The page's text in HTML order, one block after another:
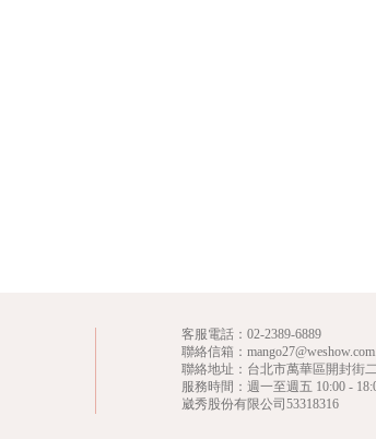
客服電話： 02-2389-6889
聯絡信箱：
聯絡地址：台北市萬華區開封街
服務時間：週一至週五 10:00 -
崴秀股份有限公司53318316